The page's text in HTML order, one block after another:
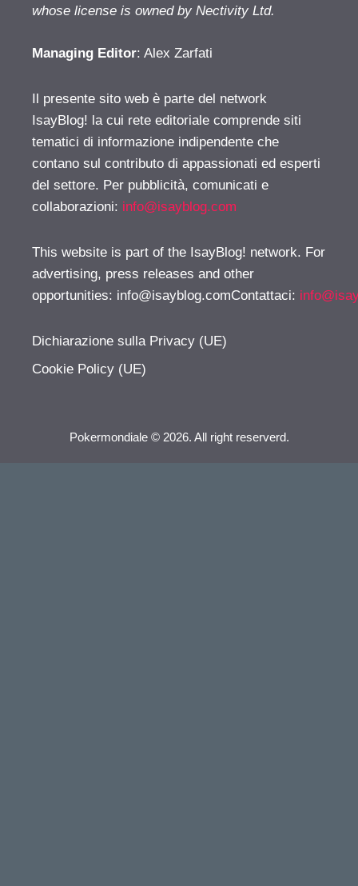
whose license is owned by Nectivity Ltd.
Managing Editor: Alex Zarfati
Il presente sito web è parte del network
IsayBlog! la cui rete editoriale comprende siti
tematici di informazione indipendente che
contano sul contributo di appassionati ed esperti
del settore. Per pubblicità, comunicati e
collaborazioni: info@isayblog.com
This website is part of the IsayBlog! network. For
advertising, press releases and other
opportunities: info@isayblog.comContattaci:
Dichiarazione sulla Privacy (UE)
Cookie Policy (UE)
Pokermondiale © 2026. All right reserverd.